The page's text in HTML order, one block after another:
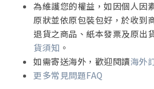
正在彼此迅速地遠離；又可以
道了原來宇宙有個起源，有
炸」）。這些不同知識的匯集
個全新的、顛覆性的認知。
再舉個例子：科學告訴我們茶
動力學的原理是其機制，但是
為維護您的權益，如因個人因
原狀並依原包裝包好，於收到
退貨之商品、紙本發票及原出
貨須知 。
如需寄送海外，歡迎閱讀海外
更多常見問題FAQ